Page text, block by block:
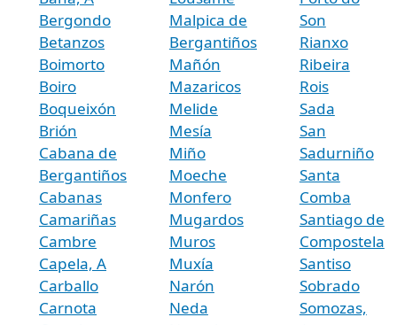
Bergondo
Betanzos
Boimorto
Boiro
Boqueixón
Brión
Cabana de
Bergantiños
Cabanas
Camariñas
Cambre
Capela, A
Carballo
Carnota
Malpica de
Bergantiños
Mañón
Mazaricos
Melide
Mesía
Miño
Moeche
Monfero
Mugardos
Muros
Muxía
Narón
Neda
Son
Rianxo
Ribeira
Rois
Sada
San
Sadurniño
Santa
Comba
Santiago de
Compostela
Santiso
Sobrado
Somozas,